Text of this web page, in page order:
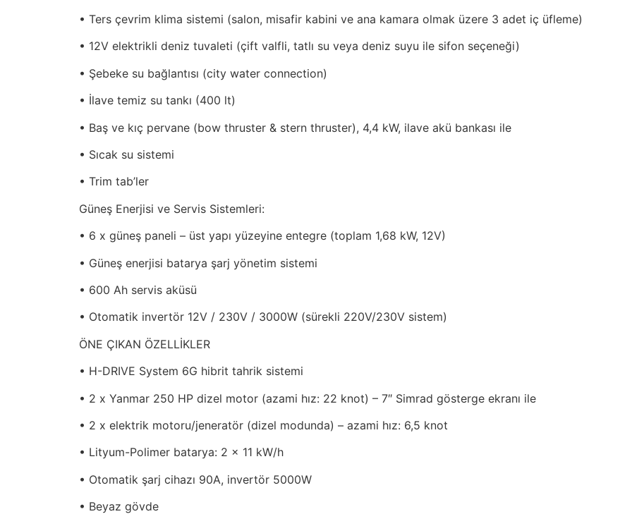
• Ters çevrim klima sistemi (salon, misafir kabini ve ana kamara olmak üzere 3 adet iç üfleme)
• 12V elektrikli deniz tuvaleti (çift valfli, tatlı su veya deniz suyu ile sifon seçeneği)
• Şebeke su bağlantısı (city water connection)
• İlave temiz su tankı (400 lt)
• Baş ve kıç pervane (bow thruster & stern thruster), 4,4 kW, ilave akü bankası ile
• Sıcak su sistemi
• Trim tab’ler
Güneş Enerjisi ve Servis Sistemleri:
• 6 x güneş paneli – üst yapı yüzeyine entegre (toplam 1,68 kW, 12V)
• Güneş enerjisi batarya şarj yönetim sistemi
• 600 Ah servis aküsü
• Otomatik invertör 12V / 230V / 3000W (sürekli 220V/230V sistem)
ÖNE ÇIKAN ÖZELLİKLER
• H-DRIVE System 6G hibrit tahrik sistemi
• 2 x Yanmar 250 HP dizel motor (azami hız: 22 knot) – 7″ Simrad gösterge ekranı ile
• 2 x elektrik motoru/jeneratör (dizel modunda) – azami hız: 6,5 knot
• Lityum-Polimer batarya: 2 x 11 kW/h
• Otomatik şarj cihazı 90A, invertör 5000W
• Beyaz gövde